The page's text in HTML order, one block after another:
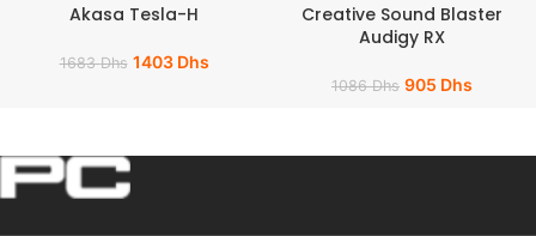
Akasa Tesla-H
1683Dhs 1403 Dhs
Creative Sound Blaster
Audigy RX
1086Dhs 905 Dhs